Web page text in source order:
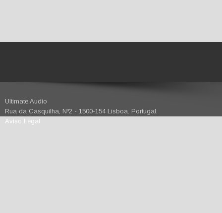
Ultimate Audio
Rua da Casquilha, Nº2 - 1500-154 Lisboa. Portugal.
Aviso Legal